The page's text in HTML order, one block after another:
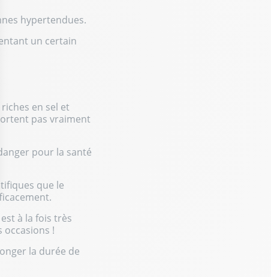
de confidentialité, en garantissant la conformité avec
hypertendues.
un certain
en sel et
pas vraiment
pour la santé
que le
à la fois très
occasions !
la durée de